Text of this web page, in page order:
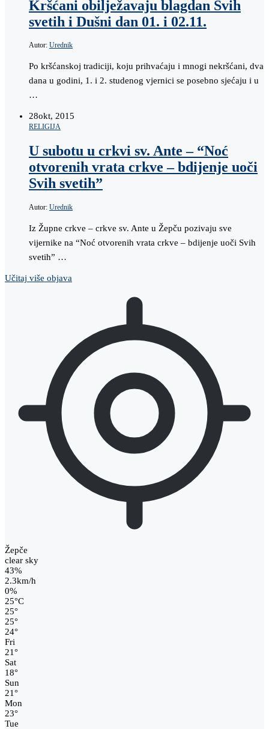
Kršćani obilježavaju blagdan Svih
svetih i Dušni dan 01. i 02.11.
Autor: Urednik
Po kršćanskoj tradiciji, koju prihvaćaju i mnogi nekršćani, dva
dana u godini, 1. i 2. studenog vjernici se posebno sjećaju i u
…
28okt, 2015
RELIGIJA
U subotu u crkvi sv. Ante – “Noć
otvorenih vrata crkve – bdijenje uoči
Svih svetih”
Autor: Urednik
Iz Župne crkve – crkve sv. Ante u Žepču pozivaju sve
vijernike na “Noć otvorenih vrata crkve – bdijenje uoči Svih
svetih” …
Učitaj više objava
Žepče
clear sky
43%
2.3km/h
0%
25°C
25°
25°
24°
Fri
21°
Sat
18°
Sun
21°
Mon
23°
Tue